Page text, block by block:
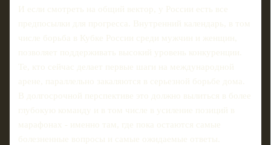
И если смотреть на общий вектор, у России есть все
предпосылки для прогресса. Внутренний календарь, в том
числе борьба в Кубке России среди мужчин и женщин,
позволяет поддерживать высокий уровень конкуренции.
Те, кто сейчас делает первые шаги на международной
арене, параллельно закаляются в серьезной борьбе дома.
В долгосрочной перспективе это должно вылиться в более
глубокую команду и в том числе в усиление позиций в
марафонах - именно там, где пока остаются самые
болезненные вопросы и самые ожидаемые ответы.